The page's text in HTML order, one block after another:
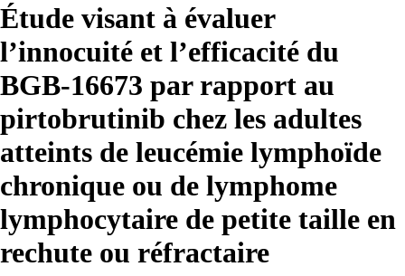
Étude visant à évaluer
l’innocuité et l’efficacité du
BGB-16673 par rapport au
pirtobrutinib chez les adultes
atteints de leucémie lymphoïde
chronique ou de lymphome
lymphocytaire de petite taille en
rechute ou réfractaire